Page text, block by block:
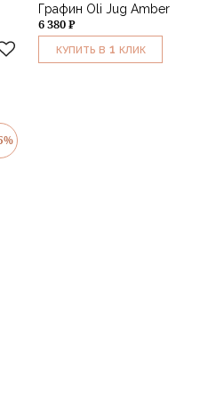
Графин Oli Jug Amber
6 380 ₽
КУПИТЬ В 1 КЛИК